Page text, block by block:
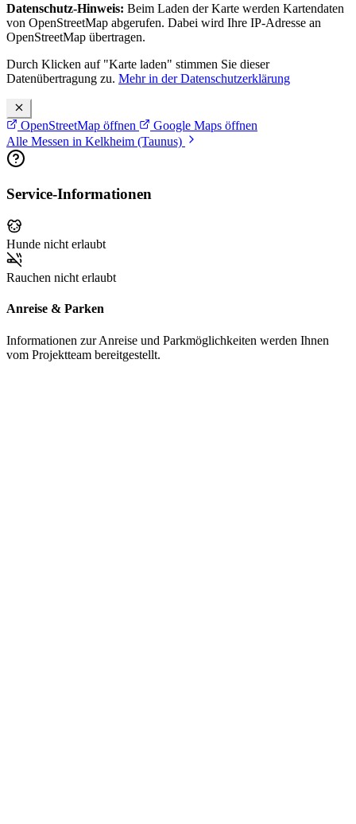
Datenschutz-Hinweis: Beim Laden der Karte werden Kartendaten
von OpenStreetMap abgerufen. Dabei wird Ihre IP-Adresse an
OpenStreetMap übertragen.
Durch Klicken auf "Karte laden" stimmen Sie dieser
Datenübertragung zu. Mehr in der Datenschutzerklärung
OpenStreetMap öffnen
Google Maps öffnen
Alle Messen in Kelkheim (Taunus)
Service-Informationen
Hunde nicht erlaubt
Rauchen nicht erlaubt
Anreise & Parken
Informationen zur Anreise und Parkmöglichkeiten werden Ihnen
vom Projektteam bereitgestellt.